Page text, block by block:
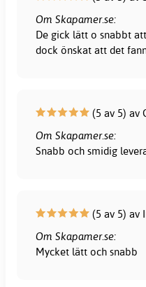
Om Skapamer.se:
De gick lätt o snabbt
dock önskat att det
(5 av 5) av
Om Skapamer.se:
Snabb och smidig
(5 av 5) av
Om Skapamer.se:
Mycket lätt och snabb